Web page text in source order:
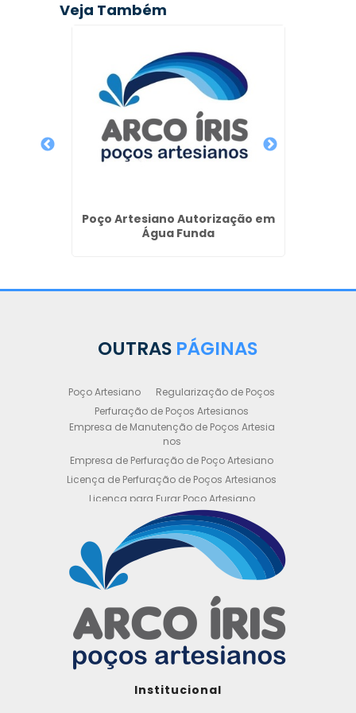
Veja Também
Poço Artesiano Autorização em
Água Funda
OUTRAS PÁGINAS
Poço Artesiano
Regularização de Poços
Perfuração de Poços Artesianos
Empresa de Manutenção de Poços Artesia
nos
Empresa de Perfuração de Poço Artesiano
Licença de Perfuração de Poços Artesianos
Licença para Furar Poço Artesiano
Licença para Perfuração de Poço Artesiano
Licença para Poço Semi Artesiano
Manutenção de Poço Semi Artesiano
Manutenção Preventiva de Poços Artesiano
Obtenha sua Licença de Perfuração de Poç
o Artesiano
Orçamento de Poço Semi Artesiano
Orçamento para Perfuração de Poço Artesi
ano
Outorga DAEE para Poço Artesiano
Institucional